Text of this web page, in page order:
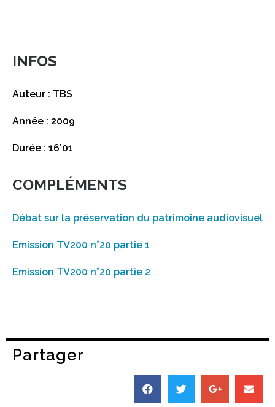
INFOS
Auteur : TBS
Année : 2009
Durée : 16’01
COMPLÉMENTS
Débat sur la préservation du patrimoine audiovisuel
Emission TV200 n°20 partie 1
Emission TV200 n°20 partie 2
Partager